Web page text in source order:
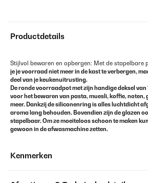
Productdetails
Stijlvol bewaren en opbergen: Met de stapelbare
je je voorraad niet meer in de kast te verbergen,
deel van je keukenuitrusting.
De rondevoorraadpotmet zijn handige deksel van
voor het bewaren van pasta, muesli, koffie, noten,
meer. Dankzij de siliconenring is alles luchtdicht
aroma lang behouden. Bovendien zijn de glazen
stapelbaar. Om ze moeiteloos schoon te maken
gewoon in de afwasmachine zetten.
Kenmerken